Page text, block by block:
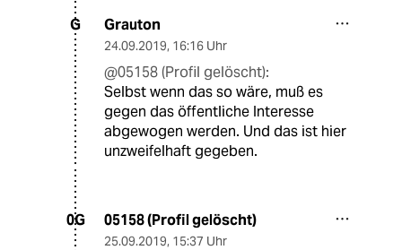
G Grauton
24.09.2019, 16:16 Uhr
@05158 (Profil gelöscht):
Selbst wenn das so wäre, muß es
gegen das öffentliche Interesse
abgewogen werden. Und das ist hier
unzweifelhaft gegeben.
0G 05158 (Profil gelöscht)
25.09.2019, 15:37 Uhr